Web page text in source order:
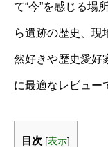
て“今”を感じる場
ら遺跡の歴史、現
然好きや歴史愛好
に最適なレビュー
目次 [表示]